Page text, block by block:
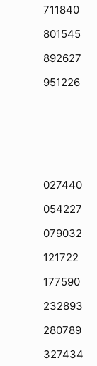
711840
801545
892627
951226
027440
054227
079032
121722
177590
232893
280789
327434